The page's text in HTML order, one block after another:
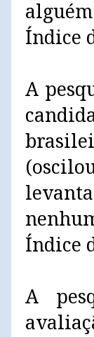
Índice
A
Índice
A